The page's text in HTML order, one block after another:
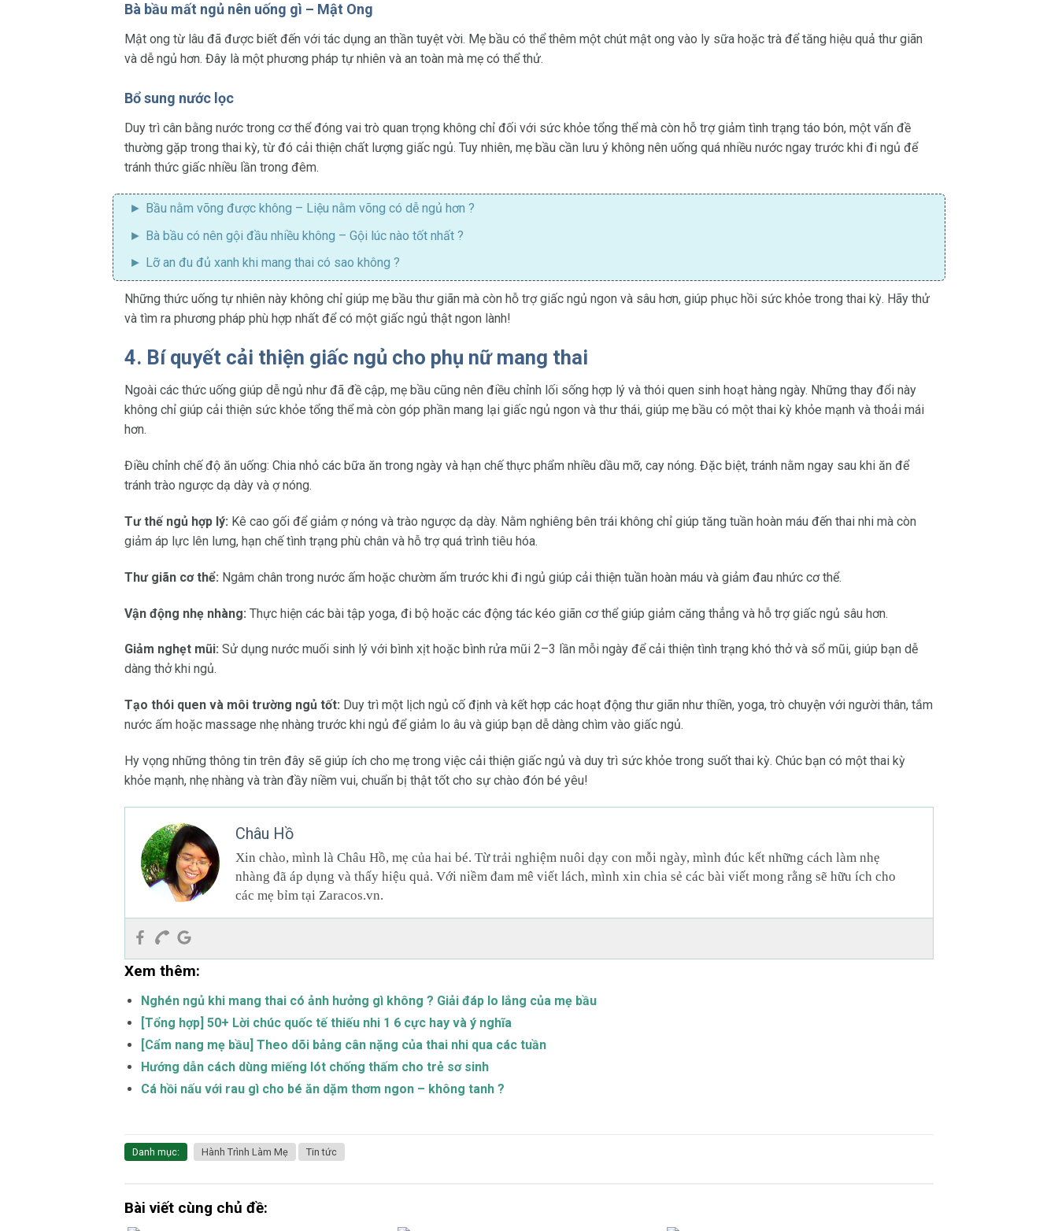
Bà bầu mất ngủ nên uống gì – Mật Ong
Mật ong từ lâu đã được biết đến với tác dụng an thần tuyệt vời. Mẹ bầu có thể thêm một chút mật ong vào ly sữa hoặc trà để tăng hiệu quả thư giãn
và dễ ngủ hơn. Đây là một phương pháp tự nhiên và an toàn mà mẹ có thể thử.
Bổ sung nước lọc
Duy trì cân bằng nước trong cơ thể đóng vai trò quan trọng không chỉ đối với sức khỏe tổng thể mà còn hỗ trợ giảm tình trạng táo bón, một vấn đề
thường gặp trong thai kỳ, từ đó cải thiện chất lượng giấc ngủ. Tuy nhiên, mẹ bầu cần lưu ý không nên uống quá nhiều nước ngay trước khi đi ngủ để
tránh thức giấc nhiều lần trong đêm.
Bầu nằm võng được không – Liệu nằm võng có dễ ngủ hơn ?
Bà bầu có nên gội đầu nhiều không – Gội lúc nào tốt nhất ?
Lỡ an đu đủ xanh khi mang thai có sao không ?
Những thức uống tự nhiên này không chỉ giúp mẹ bầu thư giãn mà còn hỗ trợ giấc ngủ ngon và sâu hơn, giúp phục hồi sức khỏe trong thai kỳ. Hãy thử
và tìm ra phương pháp phù hợp nhất để có một giấc ngủ thật ngon lành!
4. Bí quyết cải thiện giấc ngủ cho phụ nữ mang thai
Ngoài các thức uống giúp dễ ngủ như đã đề cập, mẹ bầu cũng nên điều chỉnh lối sống hợp lý và thói quen sinh hoạt hàng ngày. Những thay đổi này
không chỉ giúp cải thiện sức khỏe tổng thể mà còn góp phần mang lại giấc ngủ ngon và thư thái, giúp mẹ bầu có một thai kỳ khỏe mạnh và thoải mái
hơn.
Điều chỉnh chế độ ăn uống: Chia nhỏ các bữa ăn trong ngày và hạn chế thực phẩm nhiều dầu mỡ, cay nóng. Đặc biệt, tránh nằm ngay sau khi ăn để
tránh trào ngược dạ dày và ợ nóng.
Tư thế ngủ hợp lý: Kê cao gối để giảm ợ nóng và trào ngược dạ dày. Nằm nghiêng bên trái không chỉ giúp tăng tuần hoàn máu đến thai nhi mà còn
giảm áp lực lên lưng, hạn chế tình trạng phù chân và hỗ trợ quá trình tiêu hóa.
Thư giãn cơ thể: Ngâm chân trong nước ấm hoặc chườm ấm trước khi đi ngủ giúp cải thiện tuần hoàn máu và giảm đau nhức cơ thể.
Vận động nhẹ nhàng: Thực hiện các bài tập yoga, đi bộ hoặc các động tác kéo giãn cơ thể giúp giảm căng thẳng và hỗ trợ giấc ngủ sâu hơn.
Giảm nghẹt mũi: Sử dụng nước muối sinh lý với bình xịt hoặc bình rửa mũi 2–3 lần mỗi ngày để cải thiện tình trạng khó thở và sổ mũi, giúp bạn dễ
dàng thở khi ngủ.
Tạo thói quen và môi trường ngủ tốt: Duy trì một lịch ngủ cố định và kết hợp các hoạt động thư giãn như thiền, yoga, trò chuyện với người thân, tắm
nước ấm hoặc massage nhẹ nhàng trước khi ngủ để giảm lo âu và giúp bạn dễ dàng chìm vào giấc ngủ.
Hy vọng những thông tin trên đây sẽ giúp ích cho mẹ trong việc cải thiện giấc ngủ và duy trì sức khỏe trong suốt thai kỳ. Chúc bạn có một thai kỳ
khỏe mạnh, nhẹ nhàng và tràn đầy niềm vui, chuẩn bị thật tốt cho sự chào đón bé yêu!
Châu Hồ
Xin chào, mình là Châu Hồ, mẹ của hai bé. Từ trải nghiệm nuôi dạy con mỗi ngày, mình đúc kết những cách làm nhẹ
nhàng đã áp dụng và thấy hiệu quả. Với niềm đam mê viết lách, mình xin chia sẻ các bài viết mong rằng sẽ hữu ích cho
các mẹ bỉm tại Zaracos.vn.
Xem thêm:
Nghén ngủ khi mang thai có ảnh hưởng gì không ? Giải đáp lo lắng của mẹ bầu
[Tổng hợp] 50+ Lời chúc quốc tế thiếu nhi 1 6 cực hay và ý nghĩa
[Cẩm nang mẹ bầu] Theo dõi bảng cân nặng của thai nhi qua các tuần
Hướng dẫn cách dùng miếng lót chống thấm cho trẻ sơ sinh
Cá hồi nấu với rau gì cho bé ăn dặm thơm ngon – không tanh ?
Danh mục: Hành Trình Làm Mẹ Tin tức
Bài viết cùng chủ đề: